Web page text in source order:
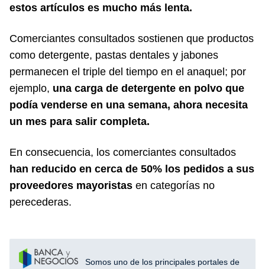
estos artículos es mucho más lenta.
Comerciantes consultados sostienen que productos
como detergente, pastas dentales y jabones
permanecen el triple del tiempo en el anaquel; por
ejemplo, una carga de detergente en polvo que
podía venderse en una semana, ahora necesita
un mes para salir completa.
En consecuencia, los comerciantes consultados
han reducido en cerca de 50% los pedidos a sus
proveedores mayoristas en categorías no
perecederas.
Somos uno de los principales portales de